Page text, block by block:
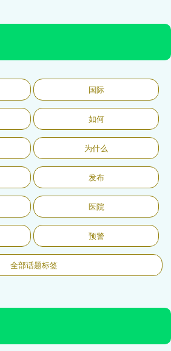
国际
如何
为什么
发布
医院
预警
全部话题标签